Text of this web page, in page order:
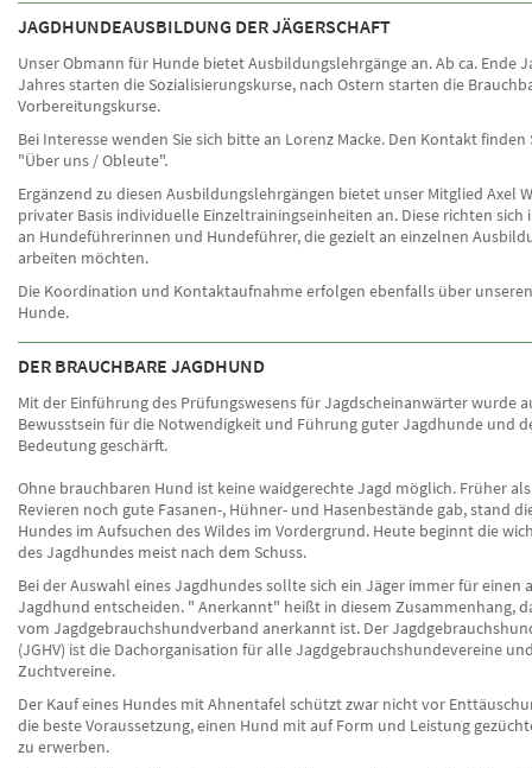
JAGDHUNDEAUSBILDUNG DER JÄGERSCHAFT
Unser Obmann für Hunde bietet Ausbildungslehrgänge an. Ab ca. Ende
Jahres starten die Sozialisierungskurse, nach Ostern starten die
Vorbereitungskurse.
Bei Interesse wenden Sie sich bitte an Lorenz Macke. Den Kontakt finden
"Über uns / Obleute".
Ergänzend zu diesen Ausbildungslehrgängen bietet unser Mitglied Axel
privater Basis individuelle Einzeltrainingseinheiten an. Diese richten sich
an Hundeführerinnen und Hundeführer, die gezielt an einzelnen
arbeiten möchten.
Die Koordination und Kontaktaufnahme erfolgen ebenfalls über
Hunde.
DER BRAUCHBARE JAGDHUND
Mit der Einführung des Prüfungswesens für Jagdscheinanwärter wurde
Bewusstsein für die Notwendigkeit und Führung guter Jagdhunde und
Bedeutung geschärft.
Ohne brauchbaren Hund ist keine waidgerechte Jagd möglich. Früher
Revieren noch gute Fasanen-, Hühner- und Hasenbestände gab, stand
Hundes im Aufsuchen des Wildes im Vordergrund. Heute beginnt die
des Jagdhundes meist nach dem Schuss.
Bei der Auswahl eines Jagdhundes sollte sich ein Jäger immer für einen
Jagdhund entscheiden. " Anerkannt" heißt in diesem Zusammenhang,
vom Jagdgebrauchshundverband anerkannt ist. Der
(JGHV) ist die Dachorganisation für alle Jagdgebrauchshundevereine
Zuchtvereine.
Der Kauf eines Hundes mit Ahnentafel schützt zwar nicht vor
die beste Voraussetzung, einen Hund mit auf Form und Leistung
zu erwerben.